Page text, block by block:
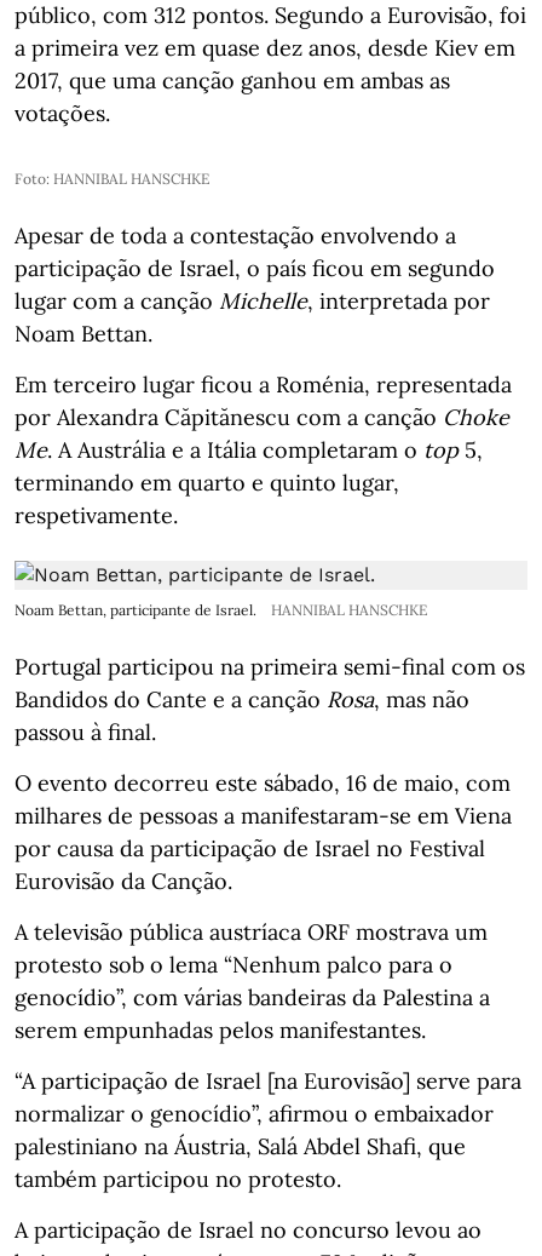
público, com 312 pontos. Segundo a Eurovisão, foi
a primeira vez em quase dez anos, desde Kiev em
2017, que uma canção ganhou em ambas as
votações.
Foto: HANNIBAL HANSCHKE
Apesar de toda a contestação envolvendo a
participação de Israel, o país ficou em segundo
lugar com a canção Michelle, interpretada por
Noam Bettan.
Em terceiro lugar ficou a Roménia, representada
por Alexandra Căpitănescu com a canção Choke
Me. A Austrália e a Itália completaram o top5,
terminando em quarto e quinto lugar,
respetivamente.
Noam Bettan, participante de Israel. HANNIBAL HANSCHKE
Portugal participou na primeira semi-final com os
Bandidos do Cante e a canção Rosa, mas não
passou à final.
O evento decorreu este sábado, 16 de maio, com
milhares de pessoas a manifestaram-se em Viena
por causa da participação de Israel no Festival
Eurovisão da Canção.
A televisão pública austríaca ORF mostrava um
protesto sob o lema “Nenhum palco para o
genocídio”, com várias bandeiras da Palestina a
serem empunhadas pelos manifestantes.
“A participação de Israel [na Eurovisão] serve para
normalizar o genocídio”, afirmou o embaixador
palestiniano na Áustria, Salá Abdel Shafi, que
também participou no protesto.
A participação de Israel no concurso levou ao